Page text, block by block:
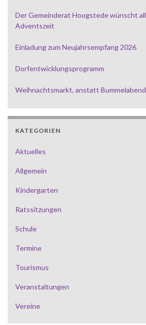
Der Gemeinderat Hoogstede wünscht
Adventszeit
Einladung zum Neujahrsempfang 2026
Dorfentwicklungsprogramm
Weihnachtsmarkt, anstatt Bummelabend
KATEGORIEN
Aktuelles
Allgemein
Kindergarten
Ratssitzungen
Schule
Termine
Tourismus
Veranstaltungen
Vereine